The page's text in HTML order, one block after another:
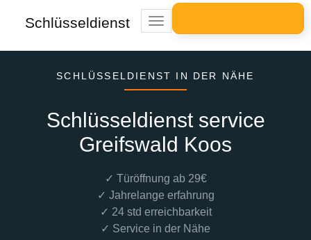
Schlüsseldienst
Toggle
navigation
SCHLÜSSELDIENST IN DER NÄHE
Schlüsseldienst service
Greifswald Koos
✓ Türöffnung ab 29€
✓ Jahrelange erfahrung
✓ 24 std erreichbarkeit
✓ Service in der Nähe